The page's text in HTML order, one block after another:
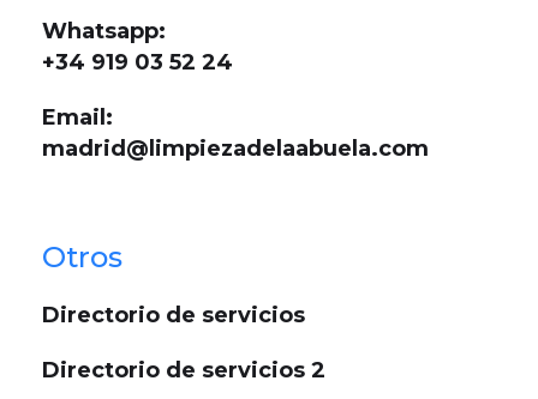
Whatsapp:
+34 919 03 52 24
Email:
madrid@limpiezadelaabuela.com
Otros
Directorio de servicios
Directorio de servicios 2